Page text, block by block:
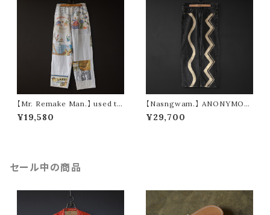
【Mr. Remake Man.】 used ta
pestry remake pants ④ (siz
e M)
¥19,580
【Nasngwam.】 ANONYMOU
S PANTS (size M)
¥29,700
セール中の商品